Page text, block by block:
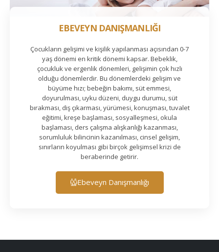
EBEVEYN DANIŞMANLIĞI
Çocukların gelişimi ve kişilik yapılanması açısından 0-7
yaş dönemi en kritik dönemi kapsar. Bebeklik,
çocukluk ve ergenlik dönemleri, gelişimin çok hızlı
olduğu dönemlerdir. Bu dönemlerdeki gelişim ve
büyüme hızı; bebeğin bakımı, süt emmesi,
doyurulması, uyku düzeni, duygu durumu, süt
bırakması, diş çıkarması, yürümesi, konuşması, tuvalet
eğitimi, kreşe başlaması, sosyalleşmesi, okula
başlaması, ders çalışma alışkanlığı kazanması,
sorumluluk bilincinin kazanılması, cinsel gelişim,
sınırların koyulması gibi birçok gelişimsel krizi de
beraberinde getirir.
Ebeveyn Danışmanlığı